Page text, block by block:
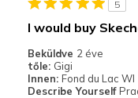
5
I would buy
Beküldve 2 éve
tőle: Gigi
Innen: Fond du Lac WI
Describe Yourself